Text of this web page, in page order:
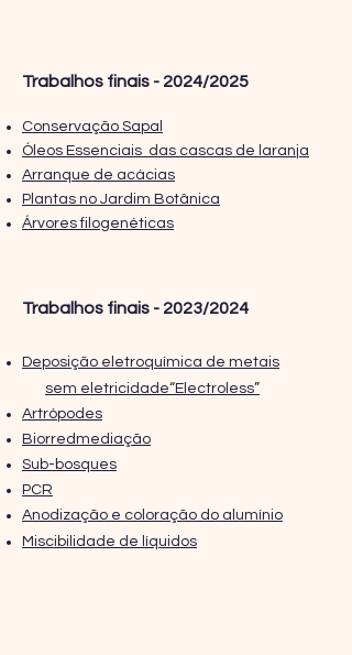
Trabalhos finais - 2024/2025
Conservação Sapal
Óleos Essenciais das cascas de laranja
Arranque de acácias
Plantas no Jardim Botânica
Árvores filogenéticas
Trabalhos finais - 2023/2024
Deposição eletroquímica de metais
sem eletricidade“Electroless”
Artrópodes
Biorredmediação
Sub-bosques
PCR
Anodização e coloração do alumínio
Miscibilidade de líquidos